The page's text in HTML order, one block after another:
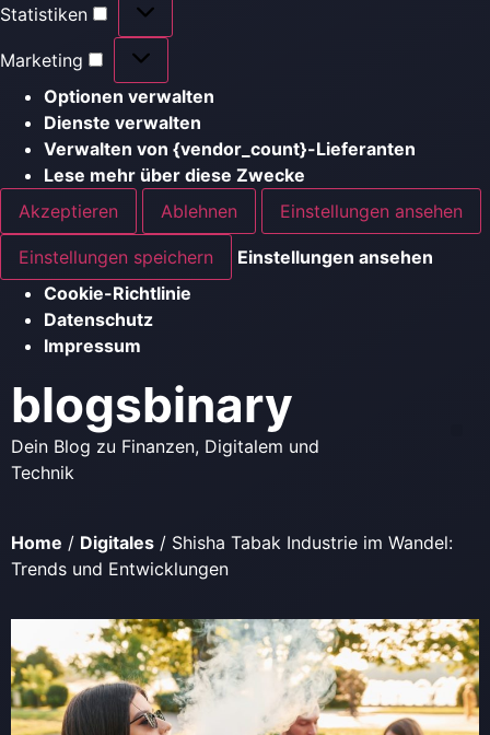
Statistiken
Marketing
Optionen verwalten
Dienste verwalten
Verwalten von {vendor_count}-Lieferanten
Lese mehr über diese Zwecke
Akzeptieren
Ablehnen Einstellungen ansehen
Einstellungen speichern
Einstellungen ansehen
Cookie-Richtlinie
Datenschutz
Impressum
blogsbinary
Dein Blog zu Finanzen, Digitalem und
Technik
Home / Digitales / Shisha Tabak Industrie im Wandel:
Trends und Entwicklungen